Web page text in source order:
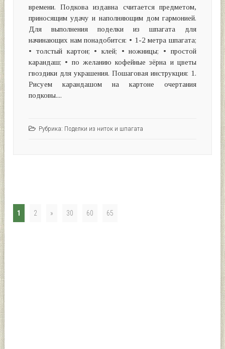
времени. Подкова издавна считается предметом,
приносящим удачу и наполняющим дом гармонией.
Для выполнения поделки из шпагата для
начинающих нам понадобится: • 1-2 метра шпагата;
• толстый картон; • клей; • ножницы; • простой
карандаш; • по желанию кофейные зёрна и цветы
гвоздики для украшения. Пошаговая инструкция: 1.
Рисуем карандашом на картоне очертания
подковы....
Рубрика: Поделки из ниток и шпагата
1 2 » 30 60 65